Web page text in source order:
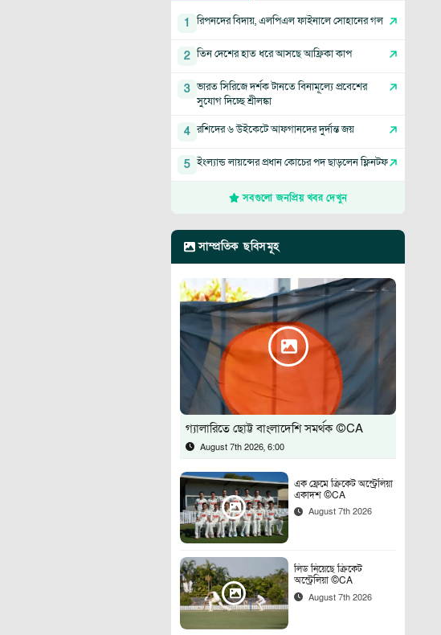
1 রিপনদের বিদায়, এলপিএল ফাইনালে সোহানের গল
2 তিন দেশের হাত ধরে আসছে আফ্রিকা কাপ
3 ভারত সিরিজে দর্শক টানতে বিনামূল্যে প্রবেশের
সুযোগ দিচ্ছে শ্রীলঙ্কা
4 রশিদের ৬ উইকেটে আফগানদের দুর্দান্ত জয়
5 ইংল্যান্ড লায়ন্সের প্রধান কোচের পদ ছাড়লেন ফ্লিনটফ
সবগুলো জনপ্রিয় খবর দেখুন
সাম্প্রতিক ছবিসমূহ
গ্যালারিতে ছোট্ট বাংলাদেশি সমর্থক ©CA
August 7th 2026, 6:00
এক ফ্রেমে ক্রিকেট অস্ট্রেলিয়া
একাদশ ©CA
August 7th 2026
লিড নিয়েছে ক্রিকেট
অস্ট্রেলিয়া ©CA
August 7th 2026